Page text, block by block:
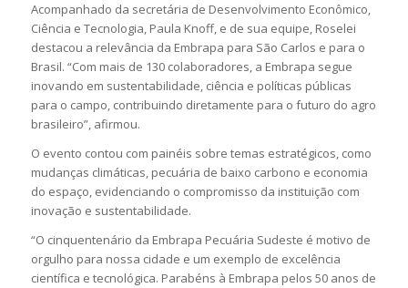
Acompanhado da secretária de Desenvolvimento Econômico,
Ciência e Tecnologia, Paula Knoff, e de sua equipe, Roselei
destacou a relevância da Embrapa para São Carlos e para o
Brasil. “Com mais de 130 colaboradores, a Embrapa segue
inovando em sustentabilidade, ciência e políticas públicas
para o campo, contribuindo diretamente para o futuro do agro
brasileiro”, afirmou.
O evento contou com painéis sobre temas estratégicos, como
mudanças climáticas, pecuária de baixo carbono e economia
do espaço, evidenciando o compromisso da instituição com
inovação e sustentabilidade.
“O cinquentenário da Embrapa Pecuária Sudeste é motivo de
orgulho para nossa cidade e um exemplo de excelência
científica e tecnológica. Parabéns à Embrapa pelos 50 anos de